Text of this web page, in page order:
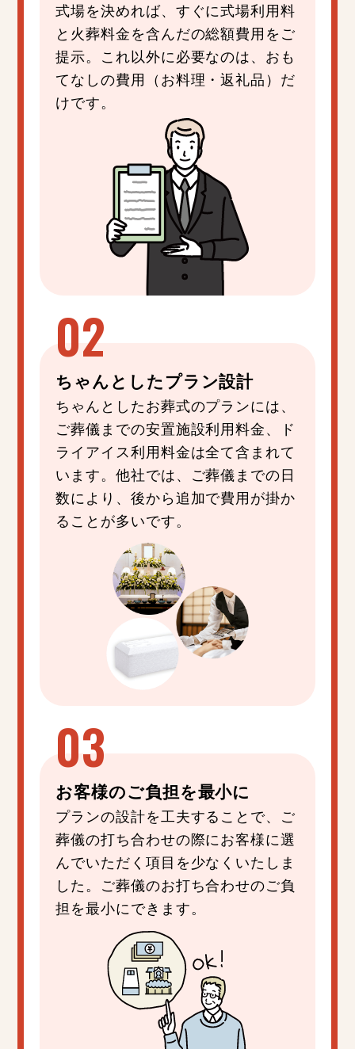
式場を決めれば、すぐに式場利用料
と火葬料金を含んだの総額費用をご
提示。これ以外に必要なのは、おも
てなしの費用（お料理・返礼品）だ
けです。
ちゃんと したプラン設計
ちゃんとしたお葬式のプランには、
ご葬儀までの安置施設利用料金、ド
ライアイス利用料金は全て含まれて
います。他社では、ご葬儀までの日
数により、後から追加で費用が掛か
ることが多いです。
お客様のご負担を最小に
プランの設計を工夫することで、ご
葬儀の打ち合わせの際にお客様に選
んでいただく項目を少なくいたしま
した。ご葬儀のお打ち合わせのご負
担を最小にできます。